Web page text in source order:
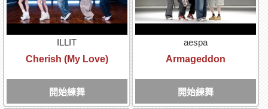
ILLIT
Cherish (My Love)
開始練舞
aespa
Armageddon
開始練舞